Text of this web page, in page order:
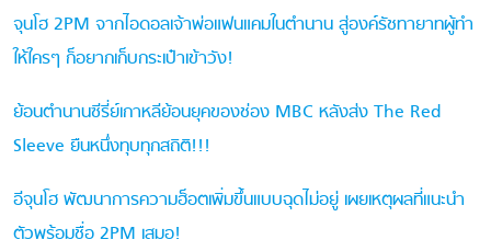
จุนโฮ 2PM จากไอดอลเจ้าพ่อแฟนแคมในตำนาน สู่องค์รัชทายาทผู้ทำ
ให้ใครๆ ก็อยากเก็บกระเป๋าเข้าวัง!
ย้อนตำนานซีรี่ย์เกาหลีย้อนยุคของช่อง MBC หลังส่ง The Red
Sleeve ยืนหนึ่งทุบทุกสถิติ!!!
อีจุนโฮ พัฒนาการความฮ็อตเพิ่มขึ้นแบบฉุดไม่อยู่ เผยเหตุผลที่แนะนำ
ตัวพร้อมชื่อ 2PM เสมอ!